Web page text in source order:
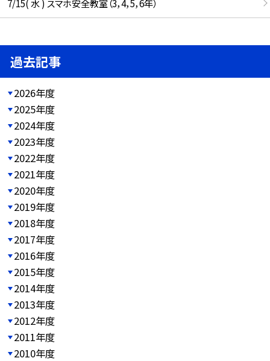
7/15( 水 ) スマホ安全教室（3，4，5，6年）
過去記事
2026年度
2025年度
2024年度
2023年度
2022年度
2021年度
2020年度
2019年度
2018年度
2017年度
2016年度
2015年度
2014年度
2013年度
2012年度
2011年度
2010年度